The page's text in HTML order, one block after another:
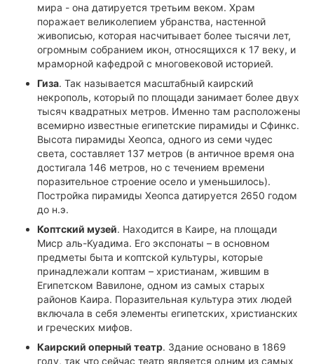
мира - она датируется третьим веком. Храм
поражает великолепием убранства, настенной
живописью, которая насчитывает более тысячи лет,
огромным собранием икон, относящихся к 17 веку, и
мраморной кафедрой с многовековой историей.
Гиза. Так называется масштабный каирский
некрополь, который по площади занимает более двух
тысяч квадратных метров. Именно там расположены
всемирно известные египетские пирамиды и Сфинкс.
Высота пирамиды Хеопса, одного из семи чудес
света, составляет 137 метров (в античное время она
достигала 146 метров, но с течением времени
поразительное строение осело и уменьшилось).
Постройка пирамиды Хеопса датируется 2650 годом
до н.э.
Коптский музей. Находится в Каире, на площади
Миср аль-Куадима. Его экспонаты – в основном
предметы быта и коптской культуры, которые
принадлежали коптам – христианам, жившим в
Египетском Вавилоне, одном из самых старых
районов Каира. Поразительная культура этих людей
включала в себя элементы египетских, христианских
и греческих мифов.
Каирский оперный театр. Здание основано в 1869
году, так что сейчас театр является одним из самых